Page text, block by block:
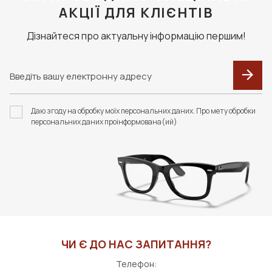
АКЦІЇ ДЛЯ КЛІЄНТІВ
Дізнайтеся про актуальну інформацію першим!
Даю згоду на обробку моїх персональних даних. Про мету обробки
персональних даних проінформована(ий)
ЧИ Є ДО НАС ЗАПИТАННЯ?
Телефон: